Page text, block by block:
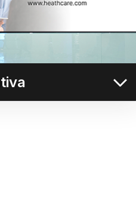
10.000 pantallas a bajo
Más información